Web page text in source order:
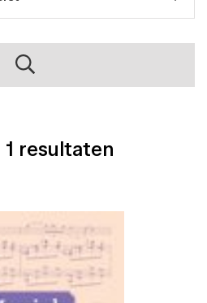
1 resultaten